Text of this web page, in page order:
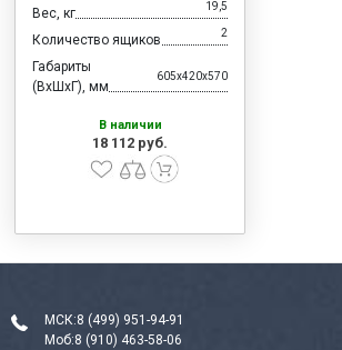
Вес, кг 19,5
Количество ящиков 2
Габариты
(ВхШхГ), мм
605x420x570
В наличии
18 112 руб.
МСК:8 (499) 951-94-91
Моб:8 (910) 463-58-06